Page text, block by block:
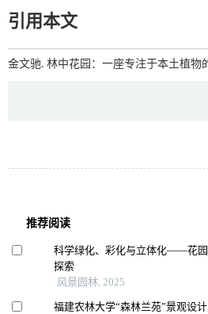
引用本文
金文驰. 林中花园：一座专注于本土植物